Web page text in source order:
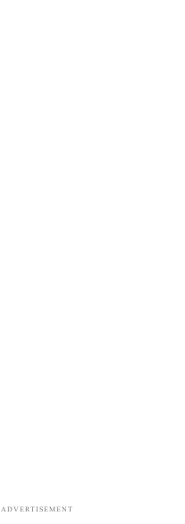
ADVERTISEMENT